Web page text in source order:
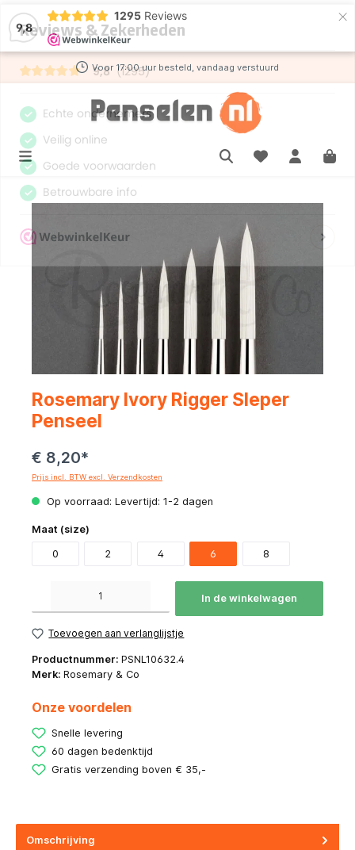
9,8
1295 Reviews ×
hoofdinhoud
Voor 17:00 uur besteld, vandaag verstuurd
Rosemary Ivory Rigger Sleper
Penseel
€ 8,20*
Prijs incl. BTW excl. Verzendkosten
Op voorraad: Levertijd: 1-2 dagen
Maat (size)
0 2 4 6 8
Producthoeveelheid: Voer de gewenste hoeveelheid in of gebruik de knoppen om de
In de winkelwagen
Toevoegen aan verlanglijstje
Productnummer: PSNL10632.4
Merk: Rosemary & Co
Onze voordelen
Snelle levering
60 dagen bedenktijd
Gratis verzending boven € 35,-
Omschrijving